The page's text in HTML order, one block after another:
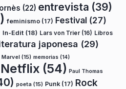
(22) entrevista (39)
feminismo (17) Festival (27)
In-Edit (18) Lars von Trier (16) Libros
japonesa (29)
Marvel (15) memorias (14)
Netflix (54) Paul Thomas
poeta (15) Punk (17) Rock